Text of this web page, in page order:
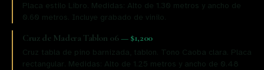
Placa estilo Libro. Medidas: Alto de 1.30 metros y ancho de
0.60 metros. Incluye grabado de vinilo.
Cruz de Madera Tablon 06— $1,200
Cruz tabla de pino barnizada, tablon. Tono Caoba clara. Placa
rectangular. Medidas: Alto de 1.25 metros y ancho de 0.48